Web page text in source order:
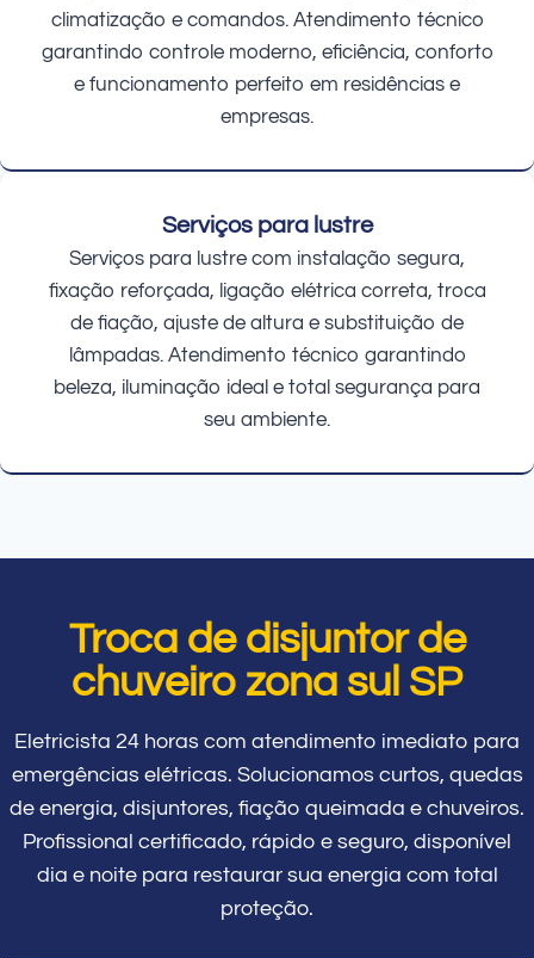
climatização e comandos. Atendimento técnico
garantindo controle moderno, eficiência, conforto
e funcionamento perfeito em residências e
empresas.
Serviços para lustre
Serviços para lustre com instalação segura,
fixação reforçada, ligação elétrica correta, troca
de fiação, ajuste de altura e substituição de
lâmpadas. Atendimento técnico garantindo
beleza, iluminação ideal e total segurança para
seu ambiente.
Troca de disjuntor de
chuveiro zona sul SP
Eletricista 24 horas com atendimento imediato para
emergências elétricas. Solucionamos curtos, quedas
de energia, disjuntores, fiação queimada e chuveiros.
Profissional certificado, rápido e seguro, disponível
dia e noite para restaurar sua energia com total
proteção.